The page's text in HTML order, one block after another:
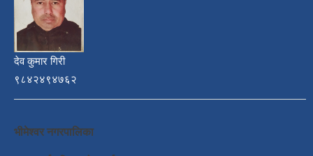
देव कुमार गिरी
९८४२४९४७६२
भीमेश्वर नगरपालिका